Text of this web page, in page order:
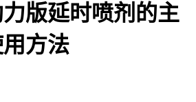
版延时喷剂的主
方法